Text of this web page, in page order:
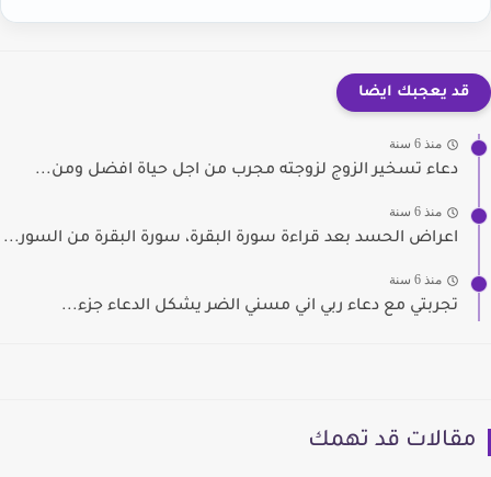
قد يعجبك ايضا
منذ 6 سنة
دعاء تسخير الزوج لزوجته مجرب من اجل حياة افضل ومن...
منذ 6 سنة
اعراض الحسد بعد قراءة سورة البقرة، سورة البقرة من السور...
منذ 6 سنة
تجربتي مع دعاء ربي اني مسني الضر يشكل الدعاء جزء...
مقالات قد تهمك